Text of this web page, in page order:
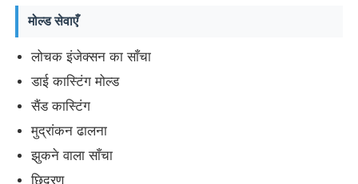
एक बोली का अनुरोध
कार भागों का ढालना
मोल्ड सेवाएँ
लोचक इंजेक्सन का साँचा
डाई कास्टिंग मोल्ड
सैंड कास्टिंग
मुद्रांकन ढालना
झुकने वाला साँचा
छिद्रण